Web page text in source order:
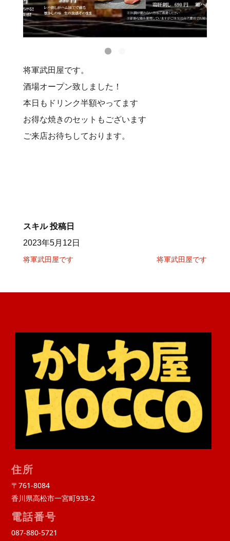
将軍武田屋です。
酒場オープン致しました！
本日もドリンク半額やってます
お得な焼きのセットもございます
ご来店お待ちしております。
スキル 投稿日
2023年5月12日
将軍武田屋です 将軍武田屋です
住所
〒761-8084
香川県高松市一宮町933-2
電話番号
087-880-5721